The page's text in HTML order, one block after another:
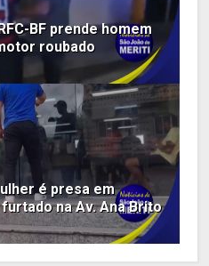
BF prende homem
roubado
é presa em
na Av. Ana Brito